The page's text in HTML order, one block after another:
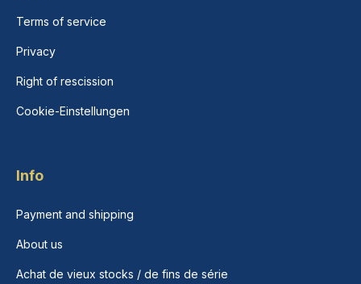
Terms of service
Privacy
Right of rescission
Cookie-Einstellungen
Info
Payment and shipping
About us
Achat de vieux stocks / de fins de série